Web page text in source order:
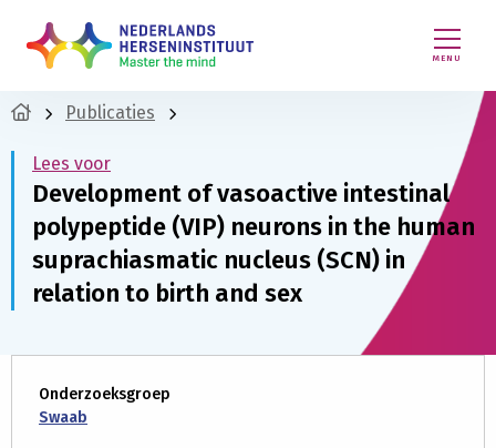
MENU
Publicaties
Lees voor
Development of vasoactive intestinal
polypeptide (VIP) neurons in the human
suprachiasmatic nucleus (SCN) in
relation to birth and sex
Onderzoeksgroep
Swaab